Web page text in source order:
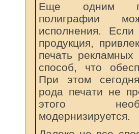
Еще одним
полиграфии
исполнения.
продукция,
печать
способ, что
При этом
рода печати не
этого
модернизируется.